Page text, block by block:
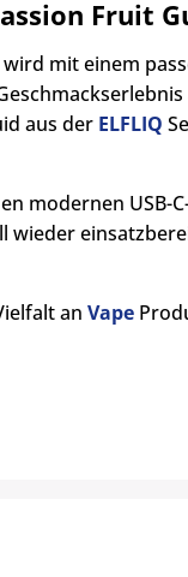
Fruit
mit einem
aus der ELFLIQ
modernen USB-
wieder
an Vape